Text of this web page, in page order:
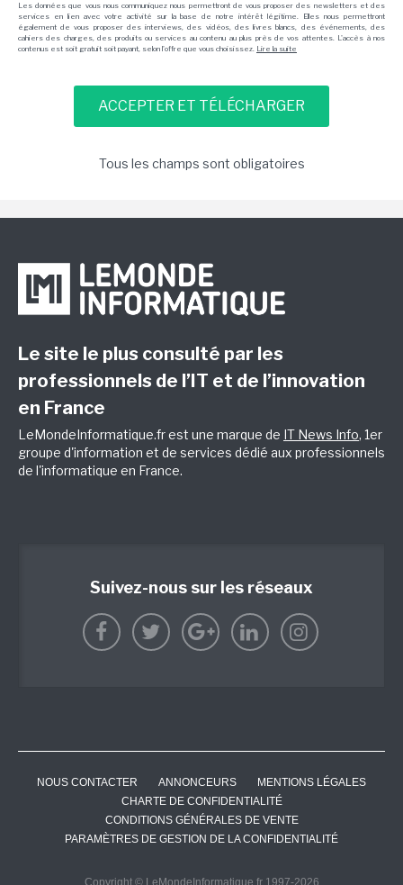
Les données que vous nous communiquez nous permettront de vous proposer des newsletters et des
services en lien avec votre activité sur la base de notre intérêt légitime. Elles nous permettront
également de vous proposer des interviews, des vidéos, des livres blancs, des événements, des
cahiers des charges, des produits ou services au contenu au plus près de vos attentes. L'accès à nos
contenus est soit gratuit soit payant, selon l'offre que vous choisissez. Lire la suite
Tous les champs sont obligatoires
Le site le plus consulté par les
professionnels de l’IT et de l’innovation
en France
LeMondeInformatique.fr est une marque de IT News Info, 1er
groupe d'information et de services dédié aux professionnels
de l'informatique en France.
Suivez-nous sur les réseaux
NOUS CONTACTER ANNONCEURS
MENTIONS LÉGALES
CHARTE DE CONFIDENTIALITÉ
CONDITIONS GÉNÉRALES DE VENTE
PARAMÈTRES DE GESTION DE LA CONFIDENTIALITÉ
Copyright © LeMondeInformatique.fr 1997-2026